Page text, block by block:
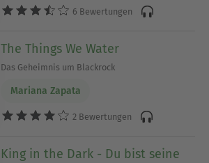
6 Bewertungen
The Things We Water
Das Geheimnis um Blackrock
Mariana Zapata
2 Bewertungen
King in the Dark - Du bist seine